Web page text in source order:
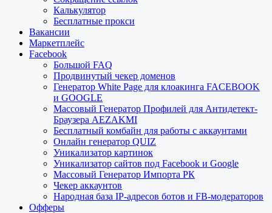
Калькулятор
Бесплатные прокси
Вакансии
Маркетплейс
Facebook
Большой FAQ
Продвинутый чекер доменов
Генератор White Page для клоакинга FACEBOOK
и GOOGLE
Массовый Генератор Профилей для Антидетект-
Браузера AEZAKMI
Бесплатный комбайн для работы с аккаунтами
Онлайн генератор QUIZ
Уникализатор картинок
Уникализатор сайтов под Facebook и Google
Массовый Генератор Импорта РК
Чекер аккаунтов
Народная база IP-адресов ботов и FB-модераторов
Офферы